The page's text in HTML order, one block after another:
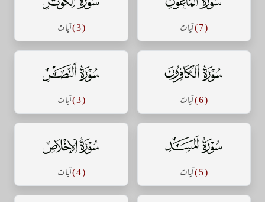
( 7 ) آيات ( 3 ) آيات
سورة الكافرون
( 6 ) آيات
سورة النصر
( 3 ) آيات
سورة المسد
( 5 ) آيات
سورة الإخلاص
( 4 ) آيات